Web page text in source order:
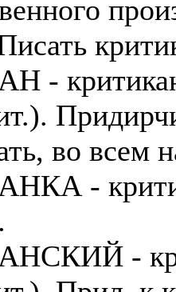
-
во всем
-
-